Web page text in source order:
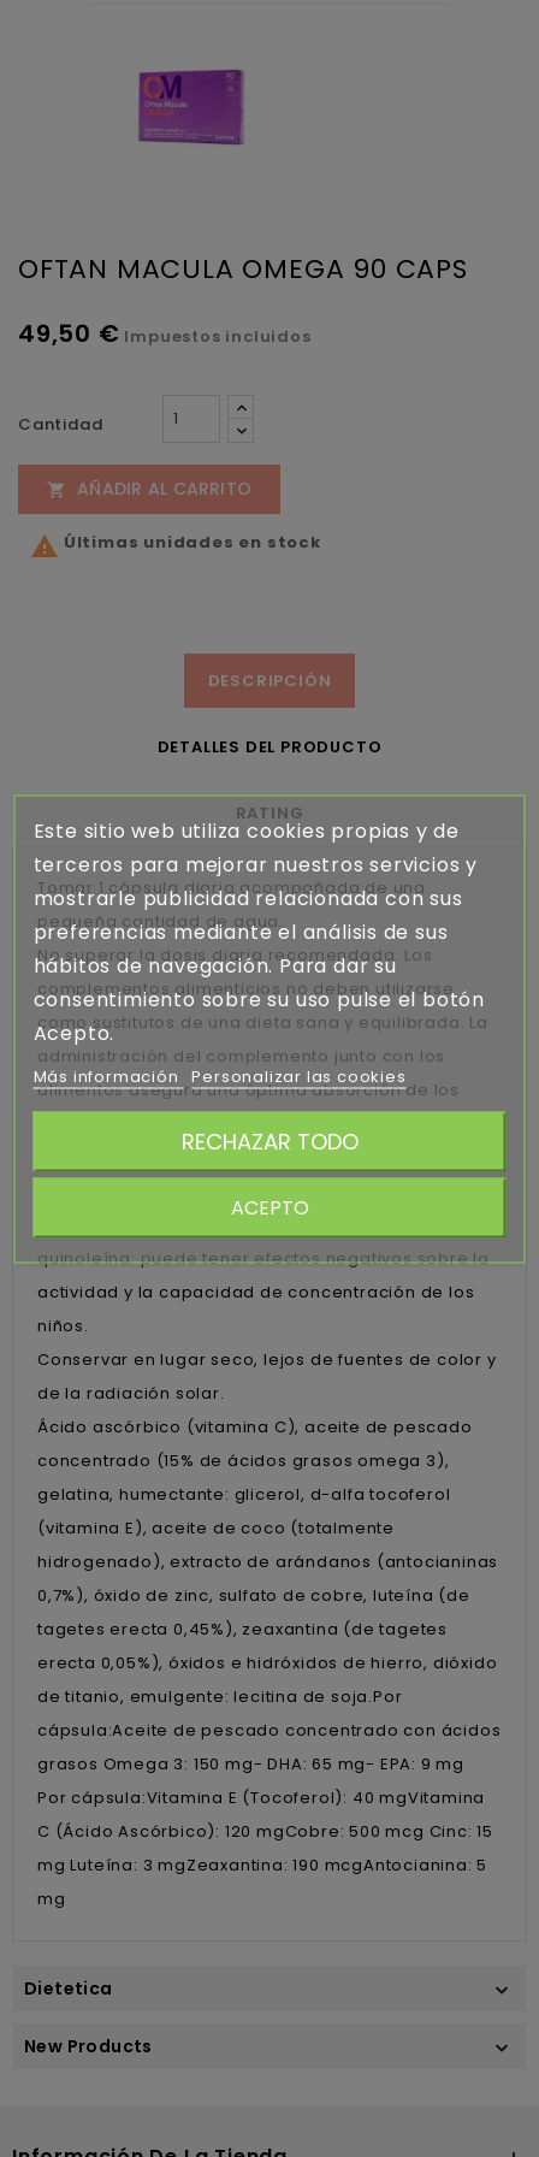
OFTAN MACULA OMEGA 90 CAPS
49,50 € Impuestos incluidos
Cantidad
 AÑADIR AL CARRITO
 Últimas unidades en stock
DESCRIPCIÓN
DETALLES DEL PRODUCTO
RATING
Tomar 1 cápsula diaria acompañada de una
pequeña cantidad de agua.
No superar la dosis diaria recomendada. Los
complementos alimenticios no deben utilizarse
como sustitutos de una dieta sana y equilibrada. La
administración del complemento junto con los
alimentos asegura una óptima absorción de los
quinoleína: puede tener efectos negativos sobre la
actividad y la capacidad de concentración de los
niños.
Conservar en lugar seco, lejos de fuentes de color y
de la radiación solar.
Ácido ascórbico (vitamina C), aceite de pescado
concentrado (15% de ácidos grasos omega 3),
gelatina, humectante: glicerol, d-alfa tocoferol
(vitamina E), aceite de coco (totalmente
hidrogenado), extracto de arándanos (antocianinas
0,7%), óxido de zinc, sulfato de cobre, luteína (de
tagetes erecta 0,45%), zeaxantina (de tagetes
erecta 0,05%), óxidos e hidróxidos de hierro, dióxido
de titanio, emulgente: lecitina de soja.Por
cápsula:Aceite de pescado concentrado con ácidos
grasos Omega 3: 150 mg- DHA: 65 mg- EPA: 9 mg
Por cápsula:Vitamina E (Tocoferol): 40 mgVitamina
C (Ácido Ascórbico): 120 mgCobre: 500 mcg Cinc: 15
mg Luteína: 3 mgZeaxantina: 190 mcgAntocianina: 5
mg
Dietetica 
New Products 
Este sitio web utiliza cookies propias y de
terceros para mejorar nuestros servicios y
mostrarle publicidad relacionada con sus
preferencias mediante el análisis de sus
hábitos de navegación. Para dar su
consentimiento sobre su uso pulse el botón
Acepto.
Más información Personalizar las cookies
RECHAZAR TODO
ACEPTO